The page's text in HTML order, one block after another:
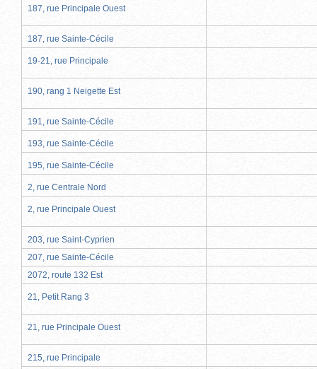
187, rue Principale Ouest
187, rue Sainte-Cécile
19-21, rue Principale
190, rang 1 Neigette Est
191, rue Sainte-Cécile
193, rue Sainte-Cécile
195, rue Sainte-Cécile
2, rue Centrale Nord
2, rue Principale Ouest
203, rue Saint-Cyprien
207, rue Sainte-Cécile
2072, route 132 Est
21, Petit Rang 3
21, rue Principale Ouest
215, rue Principale